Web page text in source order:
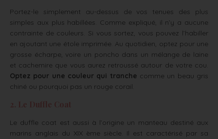
Portez-le simplement au-dessus de vos tenues des plus
simples aux plus habillées. Comme expliqué, il n’y a aucune
contrainte de couleurs. Si vous sortez, vous pouvez l’habiller
en ajoutant une étole imprimée. Au quotidien, optez pour une
grosse écharpe, voire un poncho dans un mélange de laine
et cachemire que vous aurez retroussé autour de votre cou.
Optez pour une couleur qui tranche comme un beau gris
chiné ou pourquoi pas un rouge corail.
Le duffle coat est aussi à l’origine un manteau destiné aux
marins anglais du XIX ème siècle. Il est caractérisé par sa